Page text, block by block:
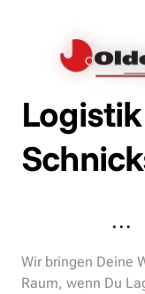
Wir bringen Deine
Raum, wenn Du